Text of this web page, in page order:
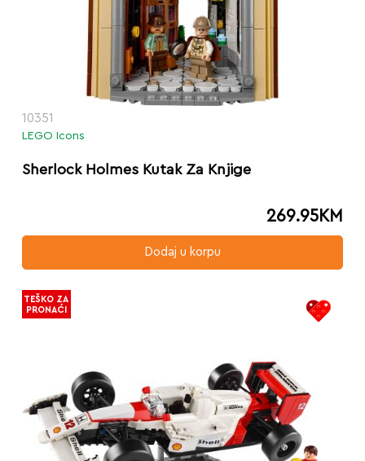
10351
LEGO Icons
Sherlock Holmes Kutak Za Knjige
269.95KM
Dodaj u korpu
TEŠKO ZA
PRONAĆI